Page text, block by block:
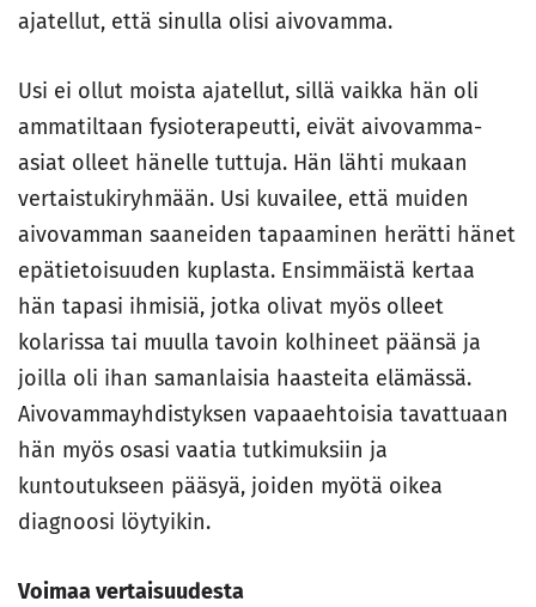
ajatellut, että sinulla olisi aivovamma.
Usi ei ollut moista ajatellut, sillä vaikka hän oli
ammatiltaan fysioterapeutti, eivät aivovamma-
asiat olleet hänelle tuttuja. Hän lähti mukaan
vertaistukiryhmään. Usi kuvailee, että muiden
aivovamman saaneiden tapaaminen herätti hänet
epätietoisuuden kuplasta. Ensimmäistä kertaa
hän tapasi ihmisiä, jotka olivat myös olleet
kolarissa tai muulla tavoin kolhineet päänsä ja
joilla oli ihan samanlaisia haasteita elämässä.
Aivovammayhdistyksen vapaaehtoisia tavattuaan
hän myös osasi vaatia tutkimuksiin ja
kuntoutukseen pääsyä, joiden myötä oikea
diagnoosi löytyikin.
Voimaa vertaisuudesta